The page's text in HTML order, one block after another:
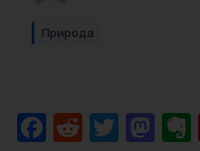
Природа
Facebook
Reddit